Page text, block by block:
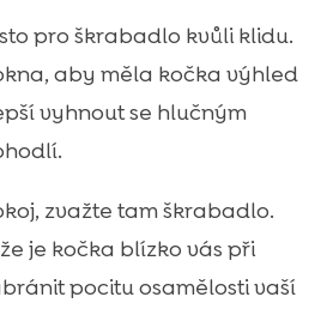
pro škrabadlo kvůli klidu.
aby měla kočka výhled
vyhnout se hlučným
zvažte tam škrabadlo.
je kočka blízko vás při
pocitu osamělosti vaší